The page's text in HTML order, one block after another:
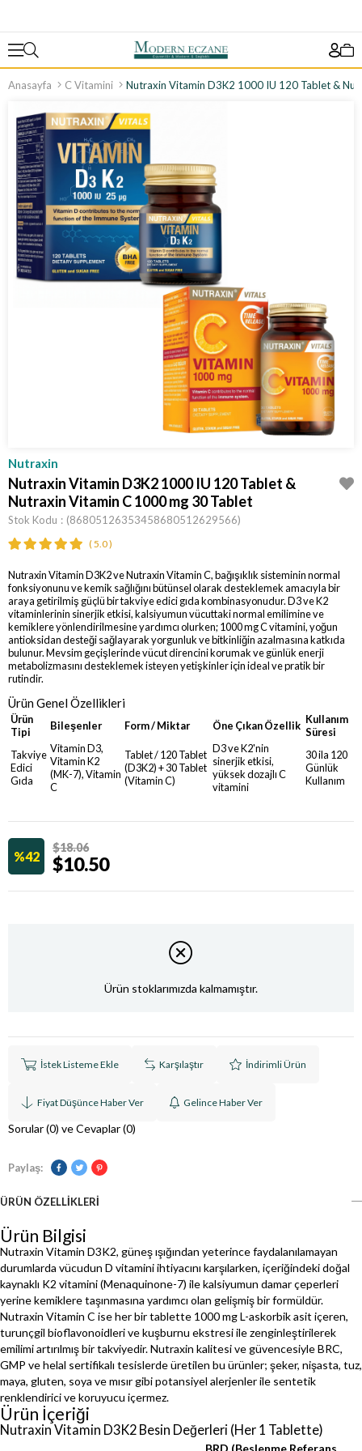
Anasayfa C Vitamini
Nutraxin
Nutraxin Vitamin D3K2 1000 IU 120 Tablet &
Nutraxin Vitamin C 1000 mg 30 Tablet
Stok Kodu (86805126353458680512629566)
5.0
Nutraxin Vitamin D3K2 ve Nutraxin Vitamin C, bağışıklık sisteminin normal
fonksiyonunu ve kemik sağlığını bütünsel olarak desteklemek amacıyla bir
araya getirilmiş güçlü bir takviye edici gıda kombinasyonudur. D3 ve K2
vitaminlerinin sinerjik etkisi, kalsiyumun vücuttaki normal emilimine ve
kemiklere yönlendirilmesine yardımcı olurken; 1000 mg C vitamini, yoğun
antioksidan desteği sağlayarak yorgunluk ve bitkinliğin azalmasına katkıda
bulunur. Mevsim geçişlerinde vücut direncini korumak ve günlük enerji
metabolizmasını desteklemek isteyen yetişkinler için ideal ve pratik bir
rutindir.
Ürün Genel Özellikleri
Ürün
Tipi
Bileşenler Form / Miktar Öne Çıkan Özellik Kullanım
Süresi
Takviye
Edici
Gıda
Vitamin D3,
Vitamin K2
(MK-7), Vitamin
C
Tablet / 120 Tablet
(D3K2) + 30 Tablet
(Vitamin C)
D3 ve K2'nin
sinerjik etkisi,
yüksek dozajlı C
vitamini
30 ila 120
Günlük
Kullanım
42
$18.06
$10.50
Ürün stoklarımızda kalmamıştır.
İstek Listeme Ekle Karşılaştır İndirimli Ürün
Fiyat Düşünce Haber Ver Gelince Haber Ver
Sorular (0) ve Cevaplar (0)
Paylaş:
ÜRÜN ÖZELLIKLERI
Ürün Bilgisi
Nutraxin Vitamin D3K2, güneş ışığından yeterince faydalanılamayan
durumlarda vücudun D vitamini ihtiyacını karşılarken, içeriğindeki doğal
kaynaklı K2 vitamini (Menaquinone-7) ile kalsiyumun damar çeperleri
yerine kemiklere taşınmasına yardımcı olan gelişmiş bir formüldür.
Nutraxin Vitamin C ise her bir tablette 1000 mg L-askorbik asit içeren,
turunçgil bioflavonoidleri ve kuşburnu ekstresi ile zenginleştirilerek
emilimi artırılmış bir takviyedir. Nutraxin kalitesi ve güvencesiyle BRC,
GMP ve helal sertifikalı tesislerde üretilen bu ürünler; şeker, nişasta, tuz,
maya, gluten, soya ve mısır gibi potansiyel alerjenler ile sentetik
renklendirici ve koruyucu içermez.
Ürün İçeriği
Nutraxin Vitamin D3K2 Besin Değerleri (Her 1 Tablette)